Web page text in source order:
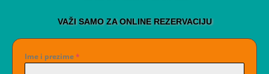
VAŽI SAMO ZA ONLINE REZERVACIJU
Ime i prezime*